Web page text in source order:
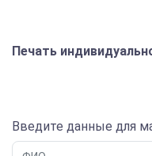
Печать
Введите данные для